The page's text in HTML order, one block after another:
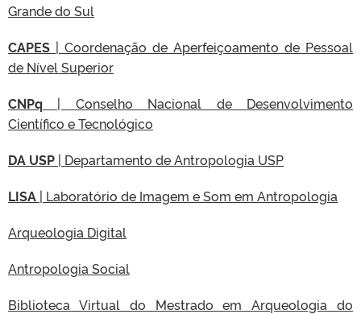
Grande do Sul
CAPES | Coordenação de Aperfeiçoamento de Pessoal
de Nível Superior
CNPq | Conselho Nacional de Desenvolvimento
Científico e Tecnológico
DA USP | Departamento de Antropologia USP
LISA | Laboratório de Imagem e Som em Antropologia
Arqueologia Digital
Antropologia Social
Biblioteca Virtual do Mestrado em Arqueologia do